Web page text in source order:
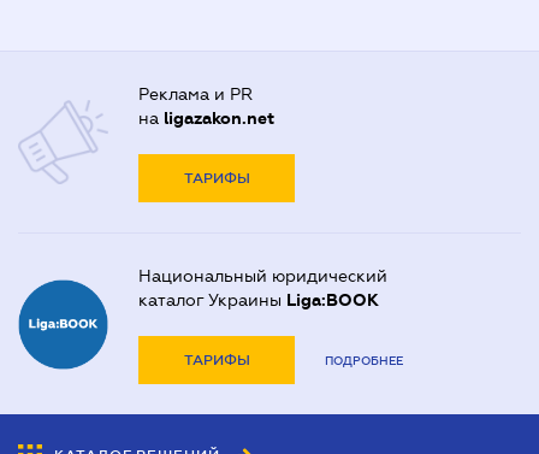
Реклама и PR
на ligazakon.net
ТАРИФЫ
Национальный юридический
каталог Украины Liga:BOOK
ТАРИФЫ ПОДРОБНЕЕ